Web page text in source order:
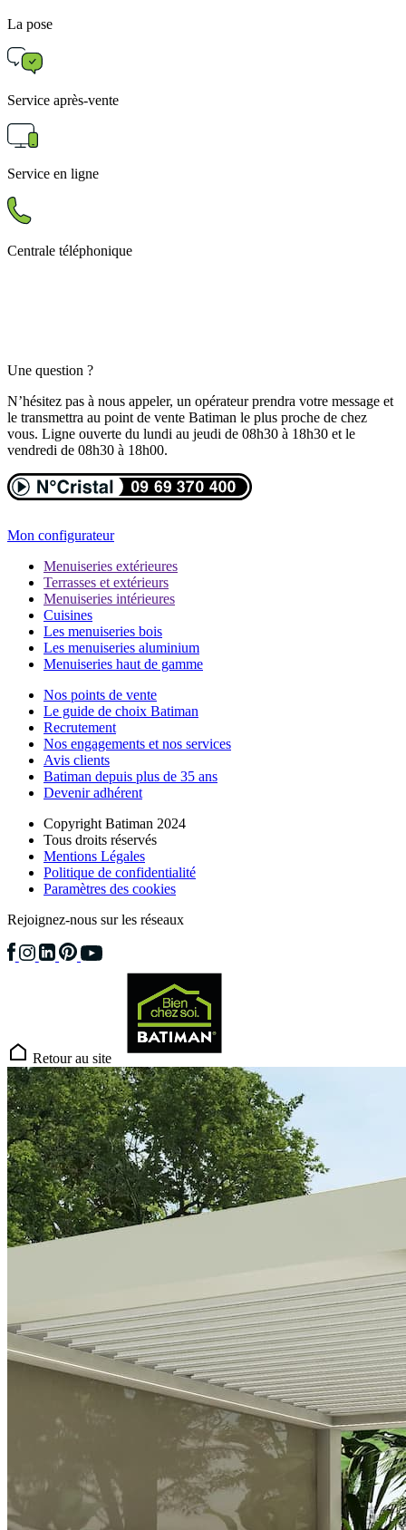
La pose
Service après-vente
Service en ligne
Centrale téléphonique
Une question ?
N’hésitez pas à nous appeler, un opérateur prendra votre message et
le transmettra au point de vente Batiman le plus proche de chez
vous. Ligne ouverte du lundi au jeudi de 08h30 à 18h30 et le
vendredi de 08h30 à 18h00.
Mon configurateur
Menuiseries extérieures
Terrasses et extérieurs
Menuiseries intérieures
Cuisines
Les menuiseries bois
Les menuiseries aluminium
Menuiseries haut de gamme
Nos points de vente
Le guide de choix Batiman
Recrutement
Nos engagements et nos services
Avis clients
Batiman depuis plus de 35 ans
Devenir adhérent
Copyright Batiman 2024
Tous droits réservés
Mentions Légales
Politique de confidentialité
Paramètres des cookies
Rejoignez-nous sur les réseaux
Retour au site